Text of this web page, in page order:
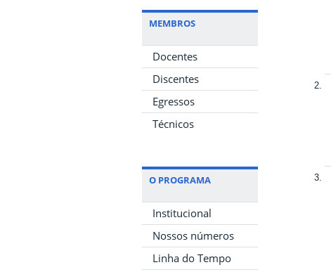
MEMBROS
Docentes
Discentes
Egressos
Técnicos
O PROGRAMA
Institucional
Nossos números
Linha do Tempo